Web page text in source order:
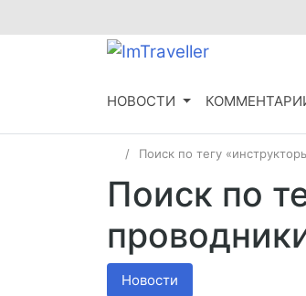
НОВОСТИ
Поиск по тегу
Поиск по
Новости